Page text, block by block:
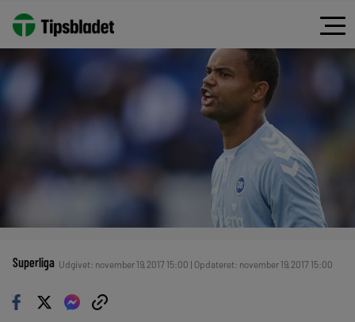
Superliga Udgivet: november 19, 2017 15:00 | Opdateret: november 19, 2017 15:00